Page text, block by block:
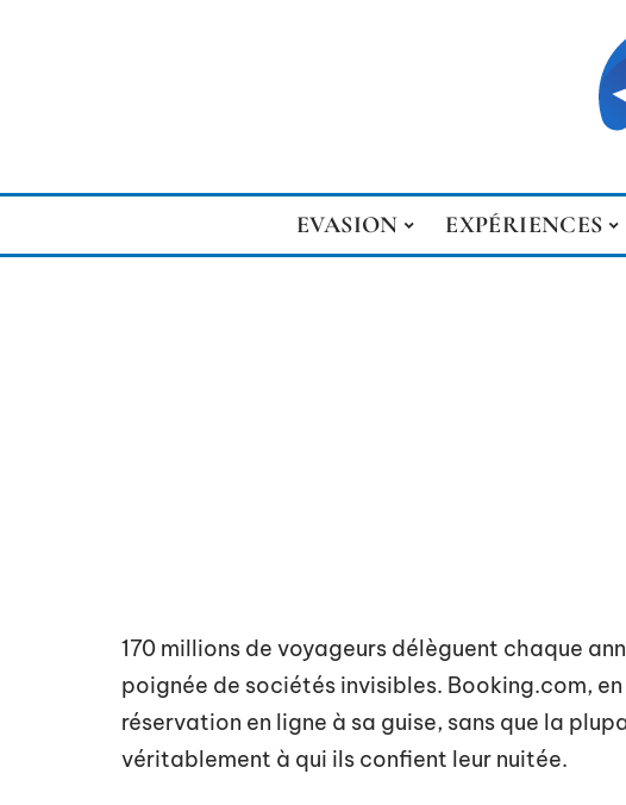
EVASION EXPÉRIENCES
170 millions de voyageurs délèguent chaque
poignée de sociétés invisibles. Booking.com,
réservation en ligne à sa guise, sans que la
véritablement à qui ils confient leur nuitée.